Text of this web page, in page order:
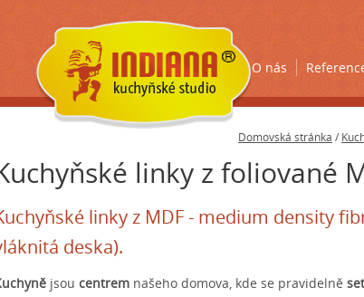
O nás
Domovská stránka /
linky z foliované
linky z MDF - medium density
deska).
jsou centrem našeho domova, kde se pravidelně